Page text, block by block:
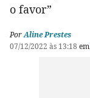
o favor”
PorAline Prestes
07/12/2022 às 13:18 em